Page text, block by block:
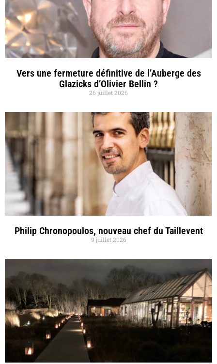
Vers une fermeture définitive de l’Auberge des
Glazicks d’Olivier Bellin ?
26 juillet 2026
Philip Chronopoulos, nouveau chef du Taillevent
9 juillet 2026